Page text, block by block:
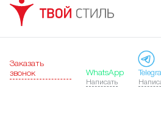
Заказать
звонок
WhatsApp
Написать